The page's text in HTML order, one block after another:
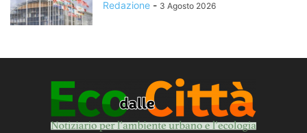
Redazione - 3 Agosto 2026